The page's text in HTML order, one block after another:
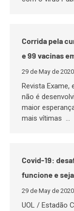
Corrida pela
e 99 vacinas
29 de May de 2020
Revista
não é
maior
mais vítimas …
Covid-19:
funcione e
29 de May de 2020
UOL / Estadão